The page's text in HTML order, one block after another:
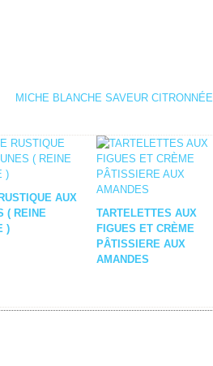
MICHE BLANCHE SAVEUR CITRONNÉE
AUX
( REINE
)
TARTELETTES AUX
FIGUES ET CRÈME
PÂTISSIERE AUX
AMANDES